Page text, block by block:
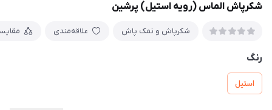
شکرپاش الماس (رویه استیل) پرشین
شکرپاش و نمک پاش علاقه‌مندی
رنگ
استیل